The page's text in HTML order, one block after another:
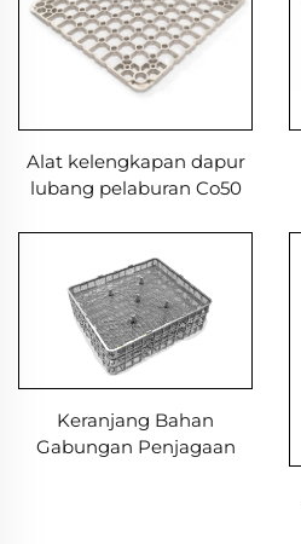
Alat kelengkapan dapur
lubang pelaburan Co50
Keranjang Bahan
Gabungan Penjagaan